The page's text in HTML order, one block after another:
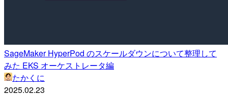
SageMaker HyperPod のスケールダウンについて整理して
みた EKS オーケストレータ編
たかくに
2025.02.23